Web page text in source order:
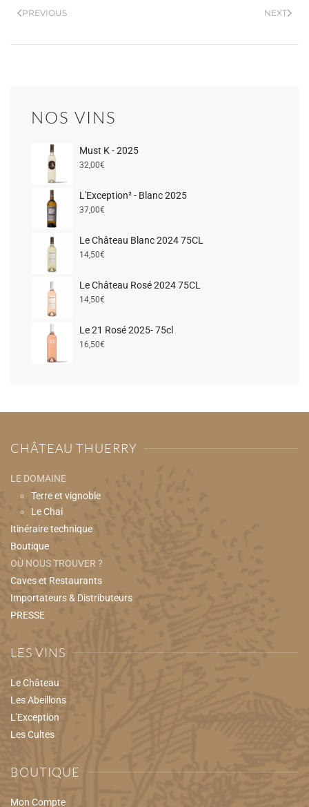
PREVIOUS NEXT
NOS VINS
Must K - 2025
32,00€
L'Exception² - Blanc 2025
37,00€
Le Château Blanc 2024 75CL
14,50€
Le Château Rosé 2024 75CL
14,50€
Le 21 Rosé 2025- 75cl
16,50€
CHÂTEAU THUERRY
LE DOMAINE
Terre et vignoble
Le Chai
Itinéraire technique
Boutique
OÙ NOUS TROUVER ?
Caves et Restaurants
Importateurs & Distributeurs
PRESSE
LES VINS
Le Château
Les Abeillons
L'Exception
Les Cultes
BOUTIQUE
Mon Compte